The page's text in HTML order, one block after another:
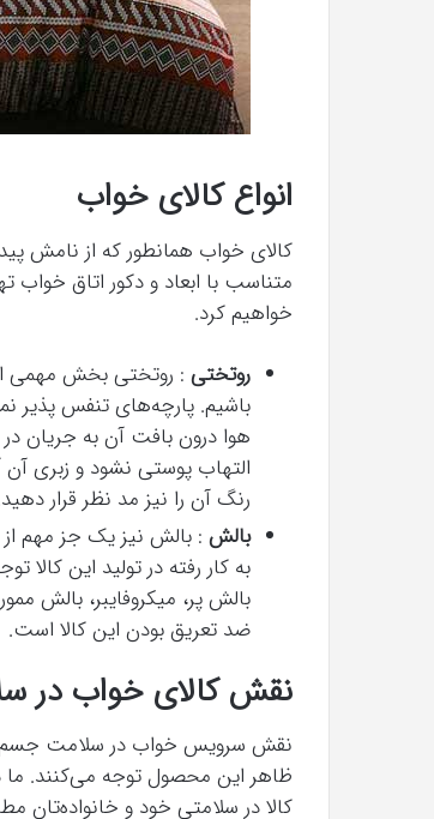
انواع کالای خواب
کالای خواب همانطور که از نامش
متناسب با ابعاد و دکور اتاق خواب
خواهیم کرد.
روتختی : روتختی بخش مهمی
باشیم. پارچه‌های تنفس پذیر
هوا درون بافت آن به جریان
التهاب پوستی نشود و زبری
رنگ آن را نیز مد نظر قرار
بالش : بالش نیز یک جز مهم از
به کار رفته در تولید این کالا
بالش پر، میکروفایبر، بالش
ضد تعریق بودن این کالا است.
نقش کالای خواب در
نقش سرویس خواب در سلامت جسم
ظاهر این محصول توجه می‌کنند. ما
کالا در سلامتی خود و خانواده‌تان